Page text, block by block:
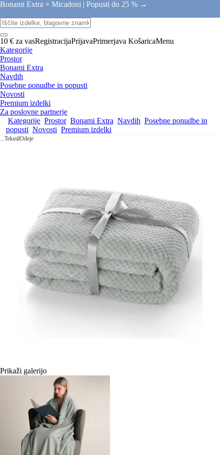
Bonami Extra × Micadoni | Popusti do 25 % →
10 € za vasRegistracijaPrijavaPrimerjava KošaricaMenu
Kategorije
Prostor
Bonami Extra
Navdih
Posebne ponudbe in popusti
Novosti
Premium izdelki
Za poslovne partnerje
Kategorije Prostor Bonami Extra Navdih Posebne ponudbe in
popusti Novosti Premium izdelki
...TekstilOdeje
Prikaži galerijo